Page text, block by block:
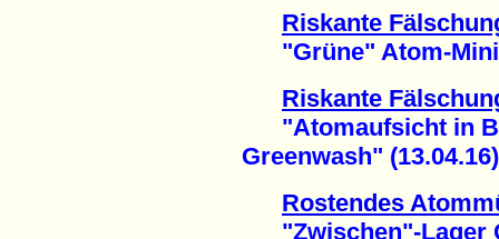
Riskante
"Grüne" Atom-
Riskante
"Atomaufsicht in
Greenwash" (13.04.16)
Rostendes
"Zwischen"-Lager